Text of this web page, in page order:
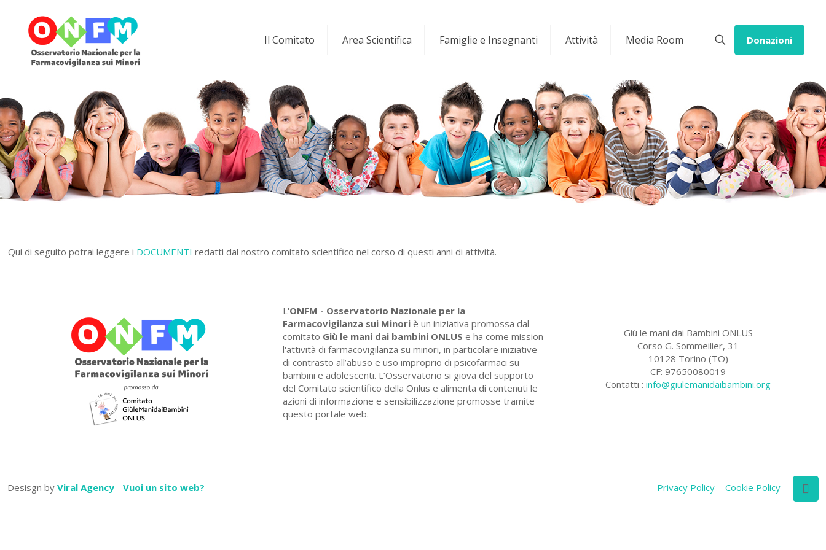
Il Comitato Area Scientifica Famiglie e Insegnanti Attività Media Room Donazioni
Qui di seguito potrai leggere i DOCUMENTI redatti dal nostro comitato scientifico nel corso di questi anni di attività.
L'ONFM - Osservatorio Nazionale per la
Farmacovigilanza sui Minori è un iniziativa promossa dal
comitato Giù le mani dai bambini ONLUS e ha come mission
l'attività di farmacovigilanza su minori, in particolare iniziative
di contrasto all’abuso e uso improprio di psicofarmaci su
bambini e adolescenti. L’Osservatorio si giova del supporto
del Comitato scientifico della Onlus e alimenta di contenuti le
azioni di informazione e sensibilizzazione promosse tramite
questo portale web.
Giù le mani dai Bambini ONLUS
Corso G. Sommeilier, 31
10128 Torino (TO)
CF: 97650080019
Contatti :info@giulemanidaibambini.org
Desisgn by Viral Agency - Vuoi un sito web? Privacy Policy Cookie Policy